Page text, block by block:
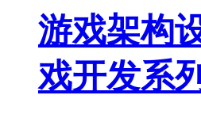
游戏架构
戏开发系列